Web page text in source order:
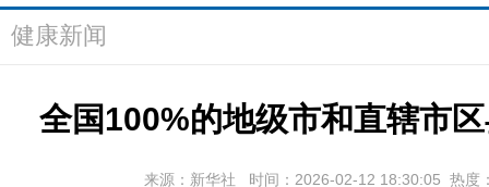
健康新闻
全国100%的地级市和直辖市
来源：新华社 时间：2026-02-12 18:30:05 热度